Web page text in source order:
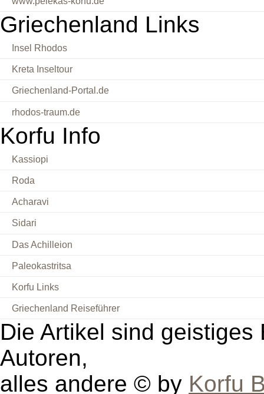
Griechenland Links
Insel Rhodos
Kreta Inseltour
Griechenland-Portal.de
rhodos-traum.de
Korfu Info
Kassiopi
Roda
Acharavi
Sidari
Das Achilleion
Paleokastritsa
Korfu Links
Griechenland Reiseführer
Die Artikel sind
Autoren,
alles andere © by Korfu